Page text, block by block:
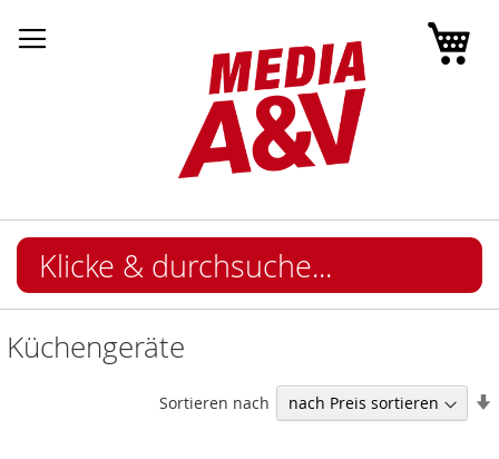
Küchengeräte
Sortieren nach